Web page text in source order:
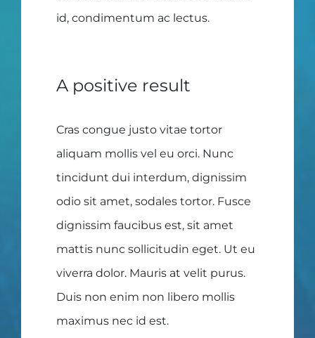
id, condimentum ac lectus.
A positive result
Cras congue justo vitae tortor
aliquam mollis vel eu orci. Nunc
tincidunt dui interdum, dignissim
odio sit amet, sodales tortor. Fusce
dignissim faucibus est, sit amet
mattis nunc sollicitudin eget. Ut eu
viverra dolor. Mauris at velit purus.
Duis non enim non libero mollis
maximus nec id est.